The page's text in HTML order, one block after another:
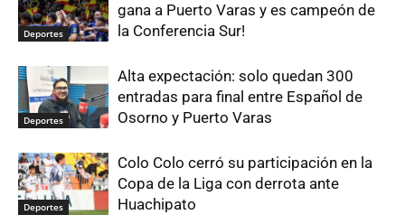
Deportes
gana a Puerto Varas y es campeón de
la Conferencia Sur!
Deportes
Alta expectación: solo quedan 300
entradas para final entre Español de
Osorno y Puerto Varas
Deportes
Colo Colo cerró su participación en la
Copa de la Liga con derrota ante
Huachipato